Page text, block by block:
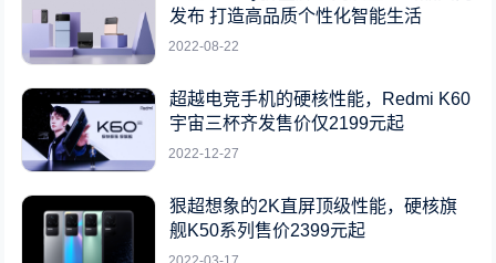
发布 打造高品质个性化智能生活
2022-08-22
超越电竞手机的硬核性能，Redmi K60
宇宙三杯齐发售价仅2199元起
2022-12-27
狠超想象的2K直屏顶级性能，硬核旗
舰K50系列售价2399元起